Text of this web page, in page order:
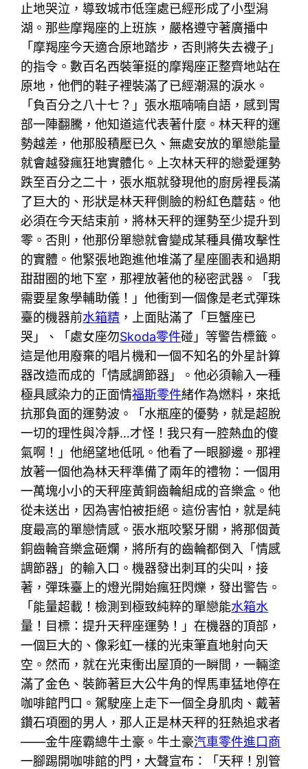
止地哭泣，導致城市低窪處已經形成了小型潟
湖。那些摩羯座的上班族，嚴格遵守著廣播中
「摩羯座今天適合原地踏步，否則將失去襪子」
的指令。數百名西裝筆挺的摩羯座正整齊地站在
原地，他們的鞋子裡裝滿了已經潮濕的淚水。
「負百分之八十七？」張水瓶喃喃自語，感到胃
部一陣翻騰，他知道這代表著什麼。林天秤的運
勢越差，他那股積壓已久、無處安放的單戀能量
就會越發瘋狂地實體化。上次林天秤的戀愛運勢
跌至百分之二十，張水瓶就發現他的廚房裡長滿
了巨大的、形狀是林天秤側臉的粉紅色蘑菇。他
必須在今天結束前，將林天秤的運勢至少提升到
零。否則，他那份單戀就會變成某種具備攻擊性
的實體。他緊張地跑進他堆滿了星座圖表和過期
甜甜圈的地下室，那裡放著他的秘密武器。「我
需要星象學輔助儀！」他衝到一個像是老式彈珠
臺的機器前水箱精 ，上面貼滿了「巨蟹座已
哭」、「處女座勿Skoda零件碰」等警告標籤。
這是他用廢棄的唱片機和一個不知名的外星計算
器改造而成的「情感調節器」。他必須輸入一種
極具感染力的正面情福斯零件緒作為燃料，來抵
抗那負面的運勢波。「水瓶座的優勢，就是超脫
一切的理性與冷靜…才怪！我只有一腔熱血的傻
氣啊！」他絕望地低吼。他看了一眼腳邊。那裡
放著一個他為林天秤準備了兩年的禮物：一個用
一萬塊小小的天秤座黃銅齒輪組成的音樂盒。他
從未送出，因為害怕被拒絕。這份害怕，就是純
度最高的單戀情感。張水瓶咬緊牙關，將那個黃
銅齒輪音樂盒砸爛，將所有的齒輪都倒入「情感
調節器」的輸入口。機器發出刺耳的尖叫，接
著，彈珠臺上的燈光開始瘋狂閃爍，發出警告。
「能量超載！檢測到極致純粹的單戀能水箱水
量！目標：提升天秤座運勢！」在機器的頂部，
一個巨大的、像彩虹一樣的光束筆直地射向天
空。然而，就在光束衝出屋頂的一瞬間，一輛塗
滿了金色、裝飾著巨大公牛角的悍馬車猛地停在
咖啡館門口。駕駛座上走下一個全身肌肉、戴著
鑽石項圈的男人，那人正是林天秤的狂熱追求者
——金牛座霸總牛土豪。牛土豪汽車零件進口商
一腳踢開咖啡館的門，大聲宣布：「天秤！別管